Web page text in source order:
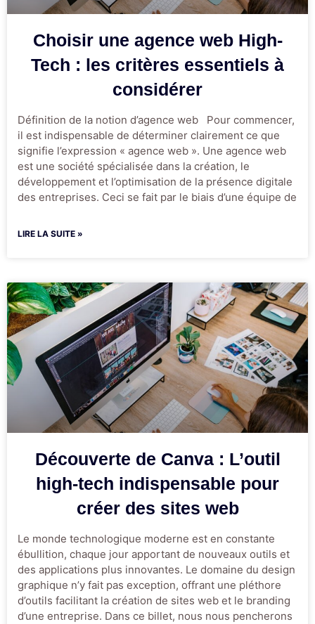
Choisir une agence web High-
Tech : les critères essentiels à
considérer
Définition de la notion d’agence web Pour commencer,
il est indispensable de déterminer clairement ce que
signifie l’expression « agence web ». Une agence web
est une société spécialisée dans la création, le
développement et l’optimisation de la présence digitale
des entreprises. Ceci se fait par le biais d’une équipe de
LIRE LA SUITE »
Découverte de Canva : L’outil
high-tech indispensable pour
créer des sites web
Le monde technologique moderne est en constante
ébullition, chaque jour apportant de nouveaux outils et
des applications plus innovantes. Le domaine du design
graphique n’y fait pas exception, offrant une pléthore
d’outils facilitant la création de sites web et le branding
d’une entreprise. Dans ce billet, nous nous pencherons